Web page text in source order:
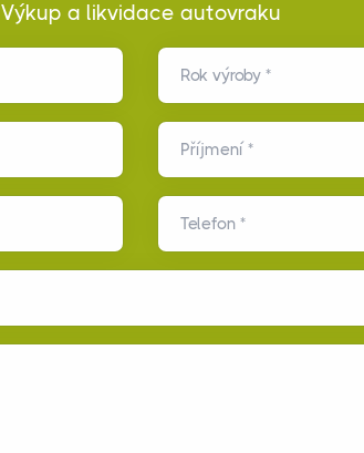
Výkup a likvidace autovraku
Rok výroby *
Příjmení *
Telefon *